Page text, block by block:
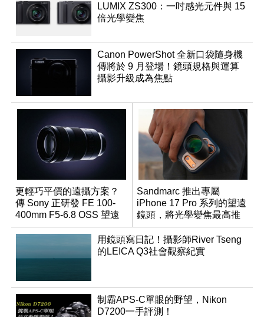
LUMIX ZS300：一吋感光元件與 15
倍光學變焦
Canon PowerShot 全新口袋隨身機
傳將於 9 月登場！鏡頭規格與運算
攝影升級成為焦點
更輕巧平價的遠攝方案？
傳 Sony 正研發 FE 100-
400mm F5-6.8 OSS 望遠
變焦鏡頭
Sandmarc 推出專屬
iPhone 17 Pro 系列的望遠
鏡頭，將光學變焦最高推
升至 16 倍
用鏡頭寫日記！攝影師River Tseng
的LEICA Q3社會觀察紀實
制霸APS-C單眼的野望，Nikon
D7200一手評測！